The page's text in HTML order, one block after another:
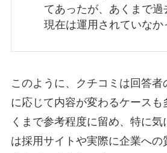
てあったが、あくまで過
現在は運用されていなか
このように、クチコミは回答者
に応じて内容が変わるケースも
くまで参考程度に留め、特に気
は採用サイトや実際に企業への